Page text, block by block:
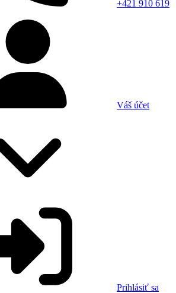
+421 910 619
Váš účet
Prihlásiť sa